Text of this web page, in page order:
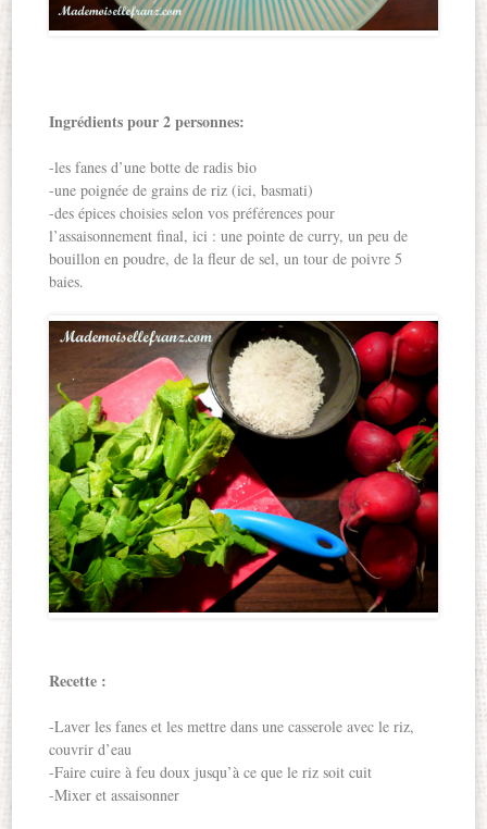
Ingrédients pour 2 personnes:
-les fanes d’une botte de radis bio
-une poignée de grains de riz (ici, basmati)
-des épices choisies selon vos préférences pour
l’assaisonnement final, ici : une pointe de curry, un peu de
bouillon en poudre, de la fleur de sel, un tour de poivre 5
baies.
Recette :
-Laver les fanes et les mettre dans une casserole avec le riz,
couvrir d’eau
-Faire cuire à feu doux jusqu’à ce que le riz soit cuit
-Mixer et assaisonner